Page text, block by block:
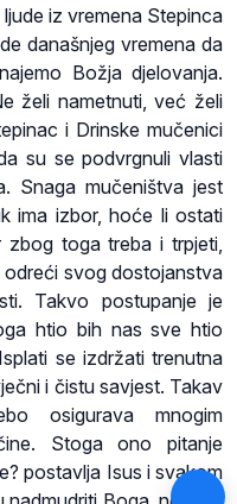
iz vremena Stepinca
današnjeg vremena da
Božja djelovanja.
želi nametnuti, već želi
i Drinske mučenici
su se podvrgnuli vlasti
Snaga mučeništva jest
ima izbor, hoće li ostati
zbog toga treba i trpjeti,
odreći svog dostojanstva
Takvo postupanje je
htio bih nas sve htio
se izdržati trenutna
i čistu savjest. Takav
osigurava mnogim
Stoga ono pitanje
postavlja Isus i svakom